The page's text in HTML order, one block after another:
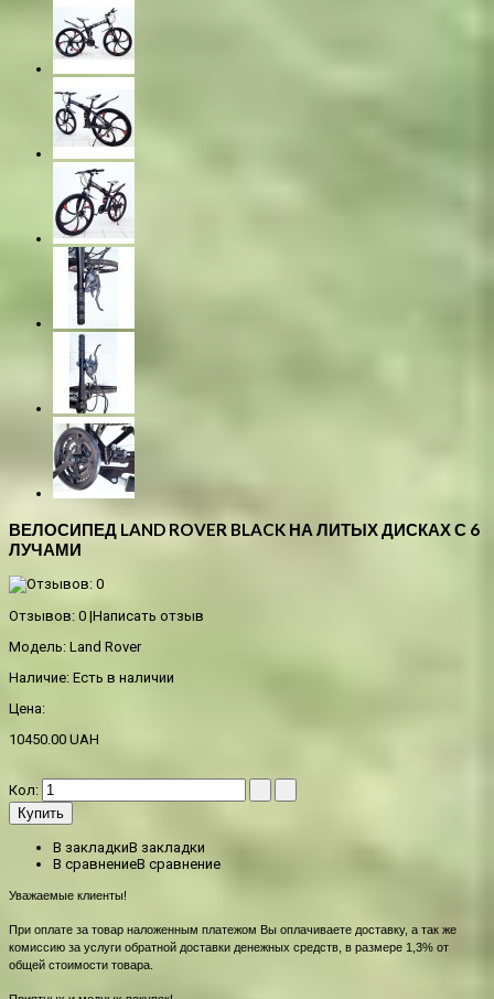
ВЕЛОСИПЕД LAND ROVER BLACK НА ЛИТЫХ ДИСКАХ С 6
ЛУЧАМИ
Отзывов: 0 |Написать отзыв
Модель: Land Rover
Наличие: Есть в наличии
Цена:
10450.00 UAH
Кол:
Купить
В закладкиВ закладки
В сравнениеВ сравнение
Уважаемые клиенты!
При оплате за товар наложенным платежом Вы оплачиваете доставку, а так же
комиссию за услуги обратной доставки денежных средств, в размере 1,3% от
общей стоимости товара.